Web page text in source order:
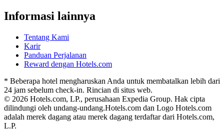
Informasi lainnya
Tentang Kami
Karir
Panduan Perjalanan
Reward dengan Hotels.com
* Beberapa hotel mengharuskan Anda untuk membatalkan lebih dari
24 jam sebelum check-in. Rincian di situs web.
© 2026 Hotels.com, LP., perusahaan Expedia Group. Hak cipta
dilindungi oleh undang-undang.Hotels.com dan Logo Hotels.com
adalah merek dagang atau merek dagang terdaftar dari Hotels.com,
L.P.